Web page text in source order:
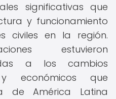
significativas que
y funcionamiento
civiles en la región.
estuvieron
a los cambios
económicos que
de América Latina